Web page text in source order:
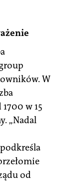
W
w 15
„Nadal
od